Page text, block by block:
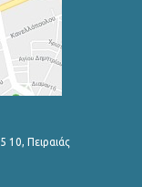
10, Πειραιάς